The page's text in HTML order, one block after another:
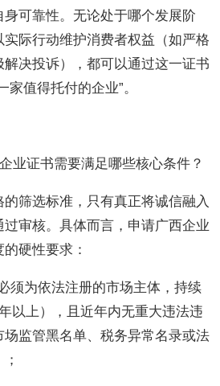
可靠性。无论处于哪个发展阶
际行动维护消费者权益（如严格
决投诉），都可以通过这一证书
家值得托付的企业”。
业证书需要满足哪些核心条件？
筛选标准，只有真正将诚信融入
审核。具体而言，申请广西企业
硬性要求：
须为依法注册的市场主体，持续
以上），且近年内无重大违法违
监管黑名单、税务异常名录或法
；